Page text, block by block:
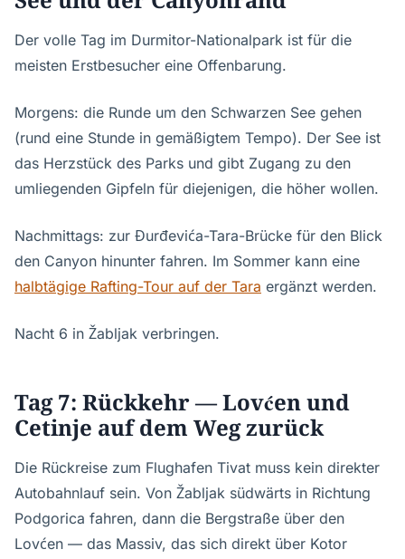
Der volle Tag im Durmitor-Nationalpark ist für die
meisten Erstbesucher eine Offenbarung.
Morgens: die Runde um den Schwarzen See gehen
(rund eine Stunde in gemäßigtem Tempo). Der See ist
das Herzstück des Parks und gibt Zugang zu den
umliegenden Gipfeln für diejenigen, die höher wollen.
Nachmittags: zur Đurđevića-Tara-Brücke für den Blick
den Canyon hinunter fahren. Im Sommer kann eine
halbtägige Rafting-Tour auf der Tara ergänzt werden.
Nacht 6 in Žabljak verbringen.
Tag 7: Rückkehr — Lovćen und
Cetinje auf dem Weg zurück
Die Rückreise zum Flughafen Tivat muss kein direkter
Autobahnlauf sein. Von Žabljak südwärts in Richtung
Podgorica fahren, dann die Bergstraße über den
Lovćen — das Massiv, das sich direkt über Kotor